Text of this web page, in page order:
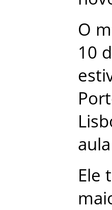
O
10
aula
Ele